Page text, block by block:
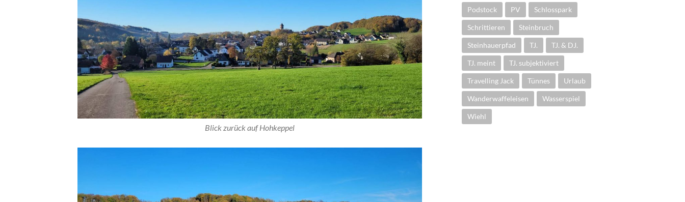
Blick zurück auf Hohkeppel
Podstock PV Schlosspark
Schrittieren Steinbruch
Steinhauerpfad TJ. TJ. & DJ.
TJ. meint TJ. subjektiviert
Travelling Jack Tünnes Urlaub
Wanderwaffeleisen Wasserspiel
Wiehl